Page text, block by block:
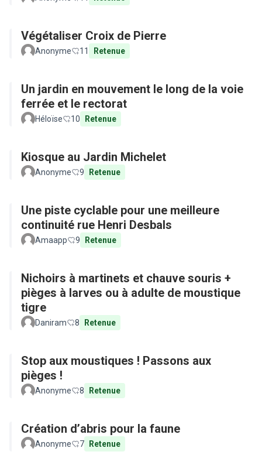
Végétaliser Croix de Pierre
Anonyme 11 Retenue
Un jardin en mouvement le long de la voie
ferrée et le rectorat
Héloïse 10 Retenue
Kiosque au Jardin Michelet
Anonyme 9 Retenue
Une piste cyclable pour une meilleure
continuité rue Henri Desbals
Amaapp 9 Retenue
Nichoirs à martinets et chauve souris +
pièges à larves ou à adulte de moustique
tigre
Daniram 8 Retenue
Stop aux moustiques ! Passons aux
pièges !
Anonyme 8 Retenue
Création d’abris pour la faune
Anonyme 7 Retenue